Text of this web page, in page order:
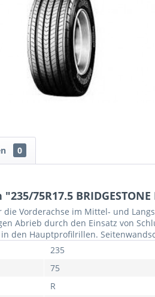
0
75R17.5 BRIDGESTONE
Vorderachse im Mittel- und
Abrieb durch den Einsatz von
den Hauptprofilrillen.
235
75
R